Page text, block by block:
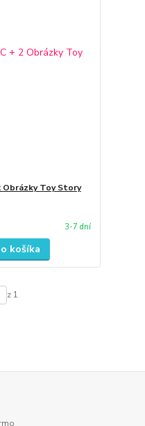
Obrázky Toy Story
3-7 dní
košíka
z 1